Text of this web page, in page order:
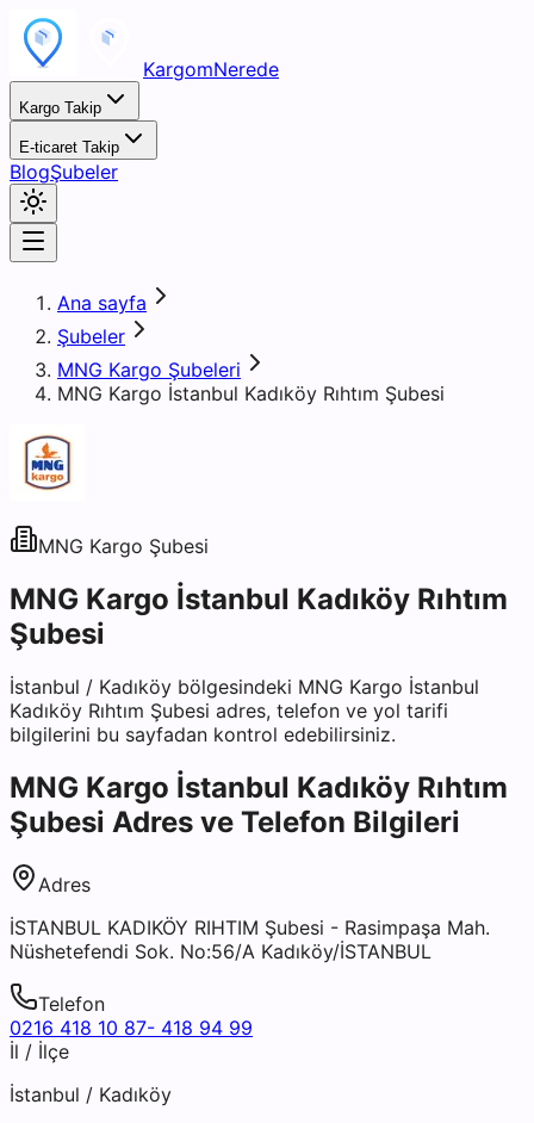
KargomNerede
Kargo Takip
E-ticaret Takip
BlogŞubeler
Ana sayfa
Şubeler
MNG Kargo Şubeleri
MNG Kargo İstanbul Kadıköy Rıhtım Şubesi
MNG Kargo Şubesi
MNG Kargo İstanbul Kadıköy Rıhtım
Şubesi
İstanbul / Kadıköy bölgesindeki MNG Kargo İstanbul
Kadıköy Rıhtım Şubesi adres, telefon ve yol tarifi
bilgilerini bu sayfadan kontrol edebilirsiniz.
MNG Kargo İstanbul Kadıköy Rıhtım
Şubesi Adres ve Telefon Bilgileri
Adres
İSTANBUL KADIKÖY RIHTIM Şubesi - Rasimpaşa Mah.
Nüshetefendi Sok. No:56/A Kadıköy/İSTANBUL
Telefon
0216 418 10 87- 418 94 99
İl / İlçe
İstanbul / Kadıköy